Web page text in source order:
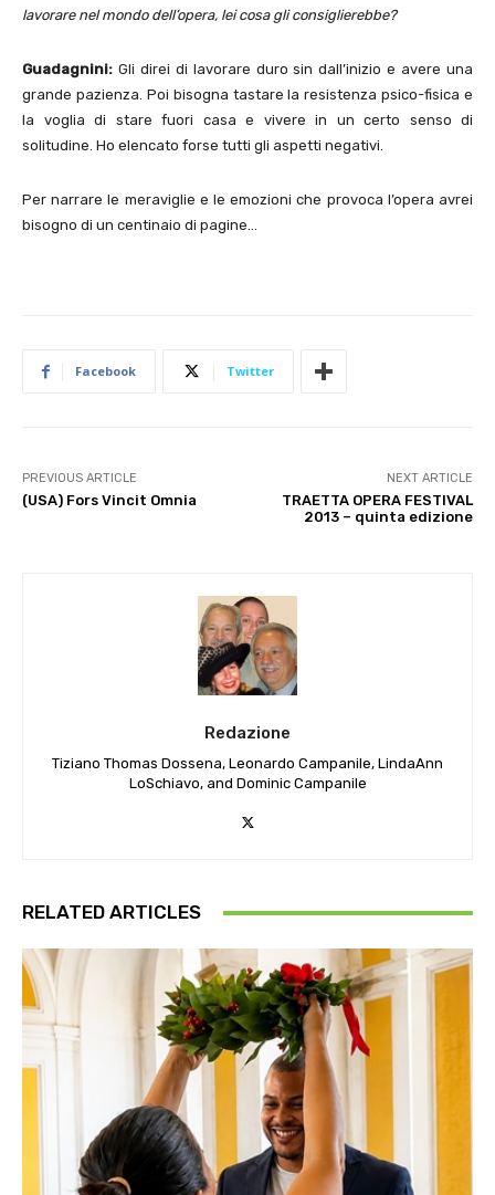
lavorare nel mondo dell’opera, lei cosa gli consiglierebbe?
Guadagnini: Gli direi di lavorare duro sin dall’inizio e avere una
grande pazienza. Poi bisogna tastare la resistenza psico-fisica e
la voglia di stare fuori casa e vivere in un certo senso di
solitudine. Ho elencato forse tutti gli aspetti negativi.
Per narrare le meraviglie e le emozioni che provoca l’opera avrei
bisogno di un centinaio di pagine…
Facebook Twitter
PREVIOUS ARTICLE
(USA) Fors Vincit Omnia
NEXT ARTICLE
TRAETTA OPERA FESTIVAL
2013 – quinta edizione
Redazione
Tiziano Thomas Dossena, Leonardo Campanile, LindaAnn
LoSchiavo, and Dominic Campanile
RELATED ARTICLES